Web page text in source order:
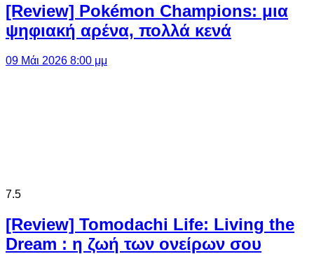
[Review] Pokémon Champions: μια
ψηφιακή αρένα, πολλά κενά
09 Μάι 2026 8:00 μμ
7.5
[Review] Tomodachi Life: Living the
Dream : η ζωή των ονείρων σου